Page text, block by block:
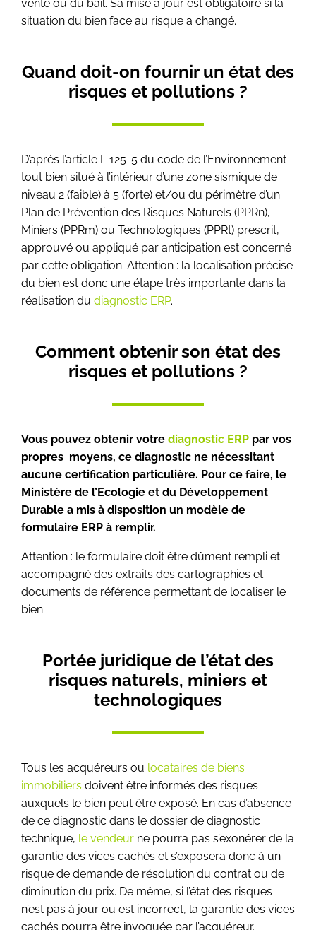
vente ou du bail. Sa mise à jour est obligatoire si la
situation du bien face au risque a changé.
Quand doit-on fournir un état des
risques et pollutions ?
D’après l’article L 125-5 du code de l’Environnement
tout bien situé à l’intérieur d’une zone sismique de
niveau 2 (faible) à 5 (forte) et/ou du périmètre d’un
Plan de Prévention des Risques Naturels (PPRn),
Miniers (PPRm) ou Technologiques (PPRt) prescrit,
approuvé ou appliqué par anticipation est concerné
par cette obligation. Attention : la localisation précise
du bien est donc une étape très importante dans la
réalisation du diagnostic ERP.
Comment obtenir son état des
risques et pollutions ?
Vous pouvez obtenir votre diagnostic ERP par vos
propres moyens, ce diagnostic ne nécessitant
aucune certification particulière. Pour ce faire, le
Ministère de l’Ecologie et du Développement
Durable a mis à disposition un modèle de
formulaire ERP à remplir.
Attention : le formulaire doit être dûment rempli et
accompagné des extraits des cartographies et
documents de référence permettant de localiser le
bien.
Portée juridique de l’état des
risques naturels, miniers et
technologiques
Tous les acquéreurs ou locataires de biens
immobiliers doivent être informés des risques
auxquels le bien peut être exposé. En cas d’absence
de ce diagnostic dans le dossier de diagnostic
technique, le vendeur ne pourra pas s’exonérer de la
garantie des vices cachés et s’exposera donc à un
risque de demande de résolution du contrat ou de
diminution du prix. De même, si l’état des risques
n’est pas à jour ou est incorrect, la garantie des vices
cachés pourra être invoquée par l’acquéreur.